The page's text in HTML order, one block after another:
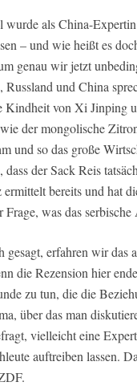
wurde als China-
– und wie heißt es
genau wir jetzt
Russland und China
Kindheit von Xi Jinping
der mongolische
und so das große
dass der Sack Reis
ermittelt bereits und hat
Frage, was das
gesagt, erfahren wir das
die Rezension hier
zu tun, die die
über das man
vielleicht eine
auftreiben lassen.